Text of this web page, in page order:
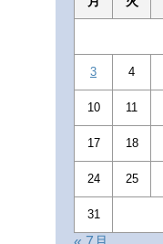
3 4
10 11
17 18
24 25
31